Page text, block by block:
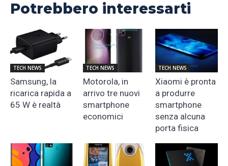
Potrebbero interessarti
TECH NEWS
Samsung, la
ricarica rapida a
65 W è realtà
TECH NEWS
Motorola, in
arrivo tre nuovi
smartphone
economici
TECH NEWS
Xiaomi è pronta
a produrre
smartphone
senza alcuna
porta fisica